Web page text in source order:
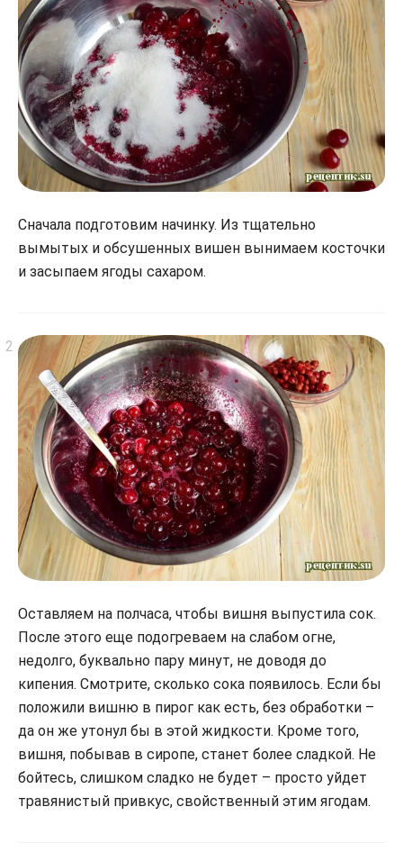
Сначала подготовим начинку. Из тщательно
вымытых и обсушенных вишен вынимаем косточки
и засыпаем ягоды сахаром.
Оставляем на полчаса, чтобы вишня выпустила сок.
После этого еще подогреваем на слабом огне,
недолго, буквально пару минут, не доводя до
кипения. Смотрите, сколько сока появилось. Если бы
положили вишню в пирог как есть, без обработки –
да он же утонул бы в этой жидкости. Кроме того,
вишня, побывав в сиропе, станет более сладкой. Не
бойтесь, слишком сладко не будет – просто уйдет
травянистый привкус, свойственный этим ягодам.